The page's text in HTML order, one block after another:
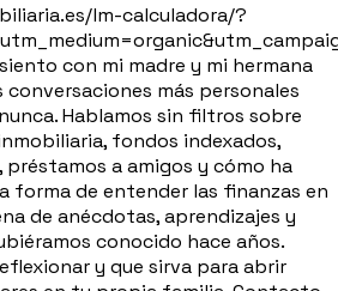
lm-calculadora/?
con mi madre y mi hermana
conversaciones más personales
Hablamos sin filtros sobre
fondos indexados,
préstamos a amigos y cómo ha
forma de entender las finanzas en
de anécdotas, aprendizajes y
conocido hace años.
y que sirva para abrir